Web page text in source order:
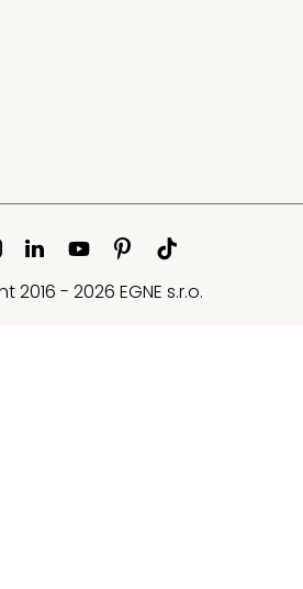
2016 - 2026 EGNE s.r.o.